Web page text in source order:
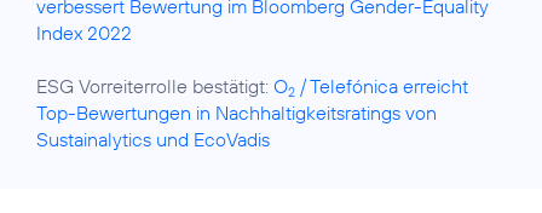
verbessert Bewertung im Bloomberg Gender-Equality
Index 2022
ESG Vorreiterrolle bestätigt: O2 / Telefónica erreicht
Top-Bewertungen in Nachhaltigkeitsratings von
Sustainalytics und EcoVadis